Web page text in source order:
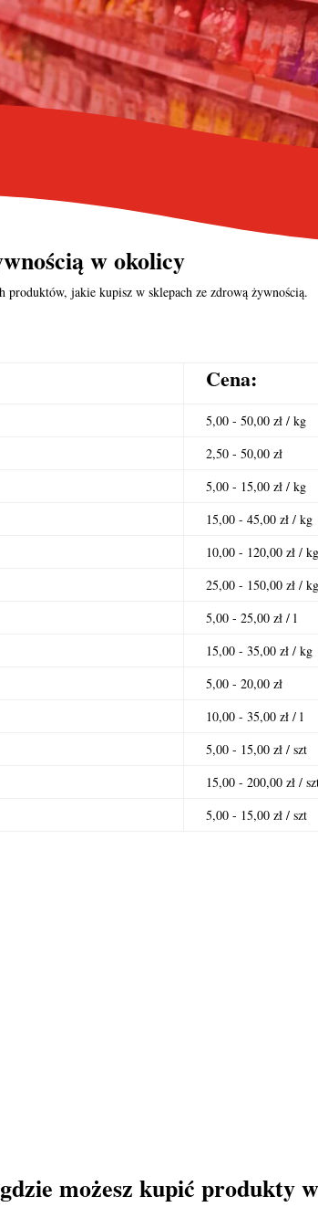
w okolicy
jakie kupisz w sklepach ze zdrową żywnością.
Cena:
5,00 - 50,00 zł / kg
2,50 - 50,00 zł
5,00 - 15,00 zł / kg
15,00 - 45,00 zł / kg
10,00 - 120,00 zł / kg
25,00 - 150,00 zł / kg
5,00 - 25,00 zł / l
15,00 - 35,00 zł / kg
5,00 - 20,00 zł
10,00 - 35,00 zł / l
5,00 - 15,00 zł / szt
15,00 - 200,00 zł /
5,00 - 15,00 zł / szt
możesz kupić produkty